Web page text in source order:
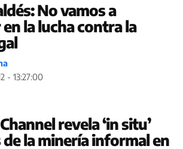
No vamos a
la lucha contra la
- 13:27:00
revela ‘in situ’
la minería informal en